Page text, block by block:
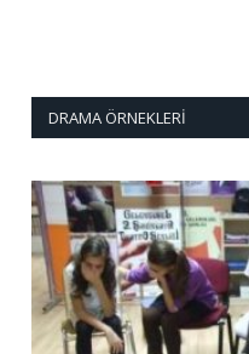
DRAMA ÖRNEKLERI